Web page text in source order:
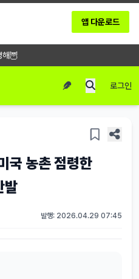
앱 다운로드
해🦉
로그인
국 농촌 점령한
발
발행: 2026.04.29 07:45